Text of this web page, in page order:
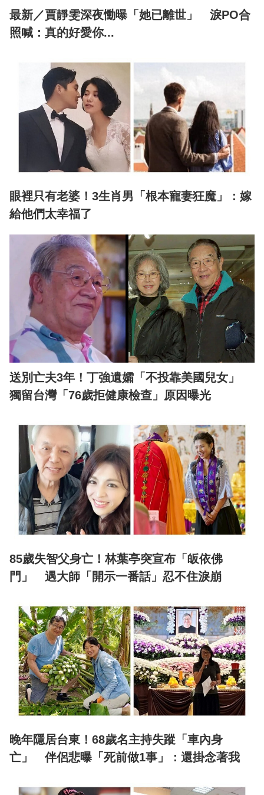
最新／賈靜雯深夜慟曝「她已離世」 淚PO合
照喊：真的好愛你...
眼裡只有老婆！3生肖男「根本寵妻狂魔」：嫁
給他們太幸福了
送別亡夫3年！丁強遺孀「不投靠美國兒女」
獨留台灣「76歲拒健康檢查」原因曝光
85歲失智父身亡！林葉亭突宣布「皈依佛
門」 遇大師「開示一番話」忍不住淚崩
晚年隱居台東！68歲名主持失蹤「車內身
亡」 伴侶悲曝「死前做1事」：還掛念著我